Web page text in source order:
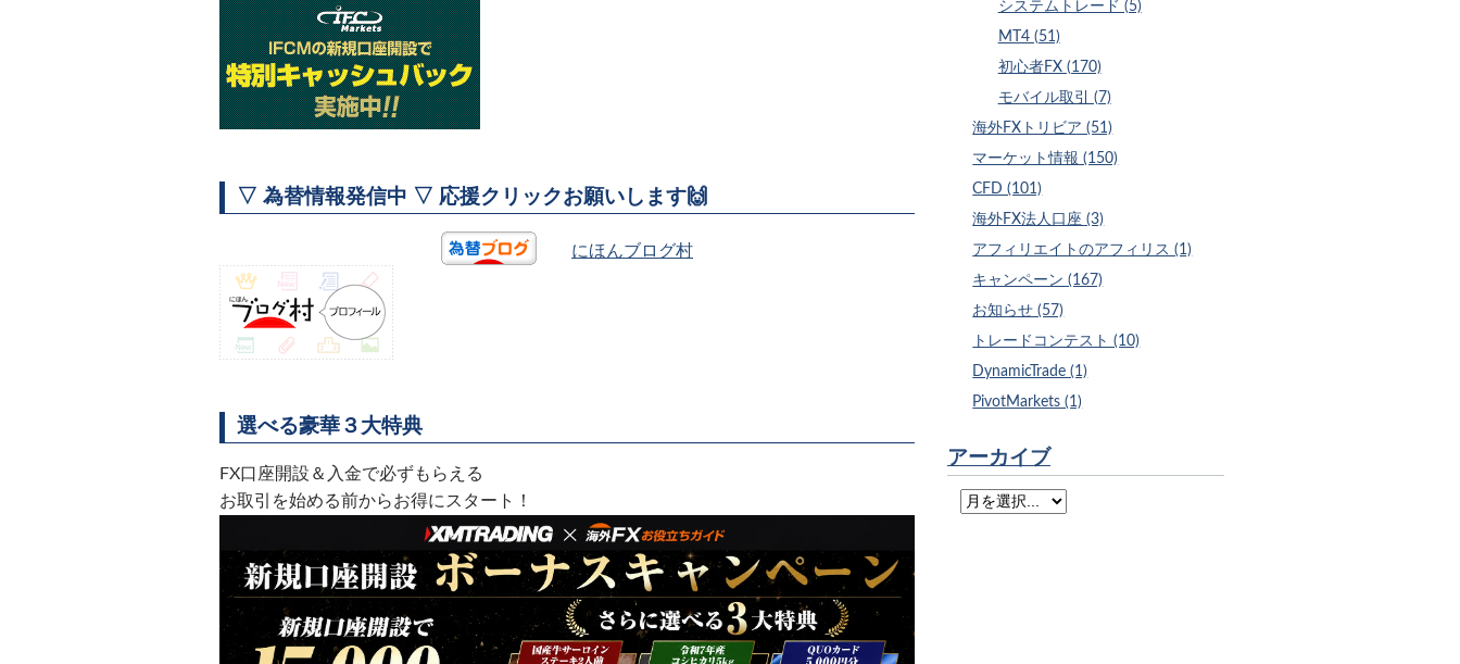
▽ 為替情報発信中 ▽ 応援クリックお願いします🙌
にほんブログ村
選べる豪華３大特典
FX口座開設＆入金で必ずもらえる
お取引を始める前からお得にスタート！
システムトレード (5)
MT4 (51)
初心者FX (170)
モバイル取引 (7)
海外FXトリビア (51)
マーケット情報 (150)
CFD (101)
海外FX法人口座 (3)
アフィリエイトのアフィリス (1)
キャンペーン (167)
お知らせ (57)
トレードコンテスト (10)
DynamicTrade (1)
PivotMarkets (1)
アーカイブ